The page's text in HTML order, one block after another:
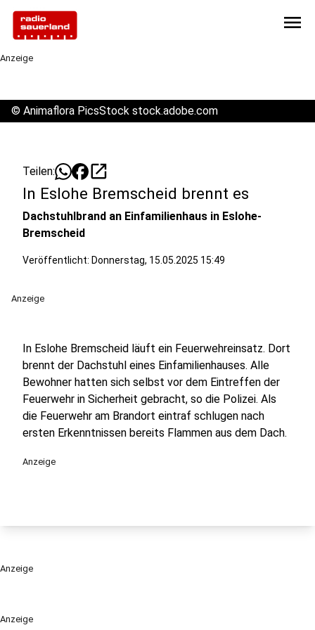
menu
Anzeige
Anzeige
© Animaflora PicsStock stock.adobe.com
Teilen: open_in_new
In Eslohe Bremscheid brennt es
Dachstuhlbrand an Einfamilienhaus in Eslohe-
Bremscheid
Veröffentlicht: Donnerstag, 15.05.2025 15:49
Anzeige
In Eslohe Bremscheid läuft ein Feuerwehreinsatz. Dort
brennt der Dachstuhl eines Einfamilienhauses. Alle
Bewohner hatten sich selbst vor dem Eintreffen der
Feuerwehr in Sicherheit gebracht, so die Polizei. Als
die Feuerwehr am Brandort eintraf schlugen nach
ersten Erkenntnissen bereits Flammen aus dem Dach.
Anzeige
Anzeige